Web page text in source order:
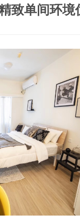
致单间环境